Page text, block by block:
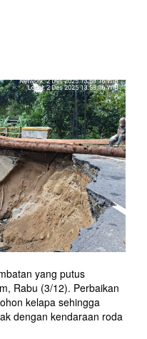
yang putus
Rabu (3/12). Perbaikan
kelapa sehingga
dengan kendaraan roda